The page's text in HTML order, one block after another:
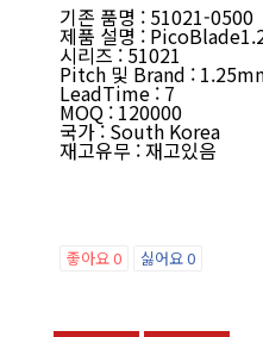
기존 품명 : 51021-0500
제품 설명 :
시리즈:51021
Pitch 및 Brand :
LeadTime: 7
MOQ: 120000
국가: South Korea
재고유무 :재고있음
좋아요0 싫어요0